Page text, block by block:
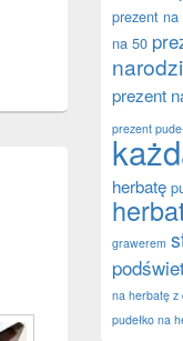
prezent na
na 50
prezent
prezent
herbatę
grawerem
na herbatę z
pudełko na